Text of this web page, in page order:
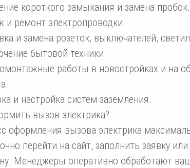
короткого замыкания и замена пробок.
и ремонт электропроводки.
и замена розеток, выключателей,
бытовой техники.
работы в новостройках и на
и настройка систем заземления.
вызов электрика?
оформления вызова электрика
перейти на сайт, заполнить заявку
Менеджеры оперативно обработают